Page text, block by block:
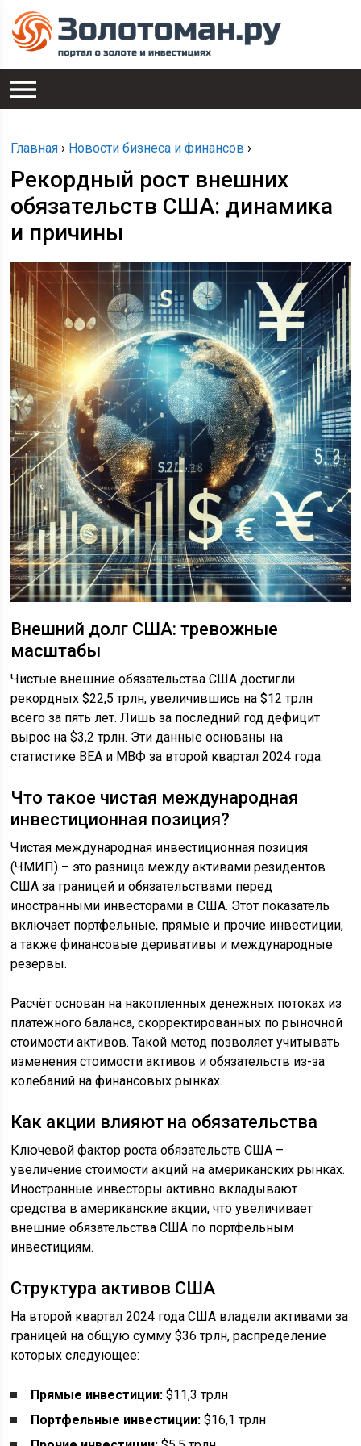
Главная › Новости бизнеса и финансов ›
Рекордный рост внешних
обязательств США: динамика
и причины
Внешний долг США: тревожные
масштабы
Чистые внешние обязательства США достигли
рекордных $22,5 трлн, увеличившись на $12 трлн
всего за пять лет. Лишь за последний год дефицит
вырос на $3,2 трлн. Эти данные основаны на
статистике BEA и МВФ за второй квартал 2024 года.
Что такое чистая международная
инвестиционная позиция?
Чистая международная инвестиционная позиция
(ЧМИП) – это разница между активами резидентов
США за границей и обязательствами перед
иностранными инвесторами в США. Этот показатель
включает портфельные, прямые и прочие инвестиции,
а также финансовые деривативы и международные
резервы.
Расчёт основан на накопленных денежных потоках из
платёжного баланса, скорректированных по рыночной
стоимости активов. Такой метод позволяет учитывать
изменения стоимости активов и обязательств из-за
колебаний на финансовых рынках.
Как акции влияют на обязательства
Ключевой фактор роста обязательств США –
увеличение стоимости акций на американских рынках.
Иностранные инвесторы активно вкладывают
средства в американские акции, что увеличивает
внешние обязательства США по портфельным
инвестициям.
Структура активов США
На второй квартал 2024 года США владели активами за
границей на общую сумму $36 трлн, распределение
которых следующее:
Прямые инвестиции: $11,3 трлн
Портфельные инвестиции: $16,1 трлн